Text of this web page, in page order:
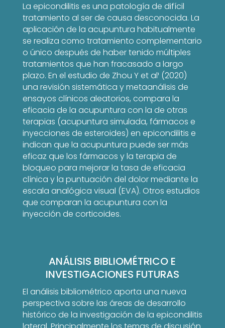
La epicondilitis es una patología de difícil
tratamiento al ser de causa desconocida. La
aplicación de la acupuntura habitualmente
se realiza como tratamiento complementario
o único después de haber tenido múltiples
tratamientos que han fracasado a largo
plazo. En el estudio de Zhou Y et al¹ (2020)
una revisión sistemática y metaanálisis de
ensayos clínicos aleatorios, compara la
eficacia de la acupuntura con la de otras
terapias (acupuntura simulada, fármacos e
inyecciones de esteroides) en epicondilitis e
indican que la acupuntura puede ser más
eficaz que los fármacos y la terapia de
bloqueo para mejorar la tasa de eficacia
clínica y la puntuación del dolor mediante la
escala analógica visual (EVA). Otros estudios
que comparan la acupuntura con la
inyección de corticoides.
ANÁLISIS BIBLIOMÉTRICO E
INVESTIGACIONES FUTURAS
El análisis bibliométrico aporta una nueva
perspectiva sobre las áreas de desarrollo
histórico de la investigación de la epicondilitis